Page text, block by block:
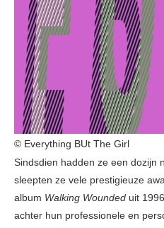
© Everything BUt The Girl
Sindsdien hadden ze een dozijn
sleepten ze vele prestigieuze
album Walking Wounded uit
achter hun professionele en